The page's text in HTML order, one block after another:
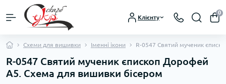
Клієнту
0
Схеми для вишивки Іменні ікони R-0547 Святий мученик
R-0547 Святий мученик єпископ Дорофей
А5. Схема для вишивки бісером